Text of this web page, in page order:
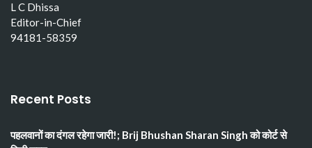
L C Dhissa
Editor-in-Chief
94181-58359
Recent Posts
पहलवानों का दंगल रहेगा जारी!; Brij Bhushan Sharan Singh को कोर्ट से